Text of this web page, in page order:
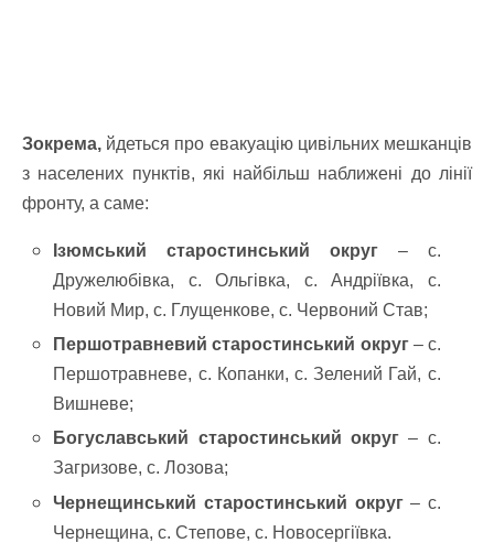
Зокрема, йдеться про евакуацію цивільних мешканців
з населених пунктів, які найбільш наближені до лінії
фронту, а саме:
Ізюмський старостинський округ – с.
Дружелюбівка, с. Ольгівка, с. Андріївка, с.
Новий Мир, с. Глущенкове, с. Червоний Став;
Першотравневий старостинський округ– с.
Першотравневе, с. Копанки, с. Зелений Гай, с.
Вишневе;
Богуславський старостинський округ – с.
Загризове, с. Лозова;
Чернещинський старостинський округ– с.
Чернещина, с. Степове, с. Новосергіївка.